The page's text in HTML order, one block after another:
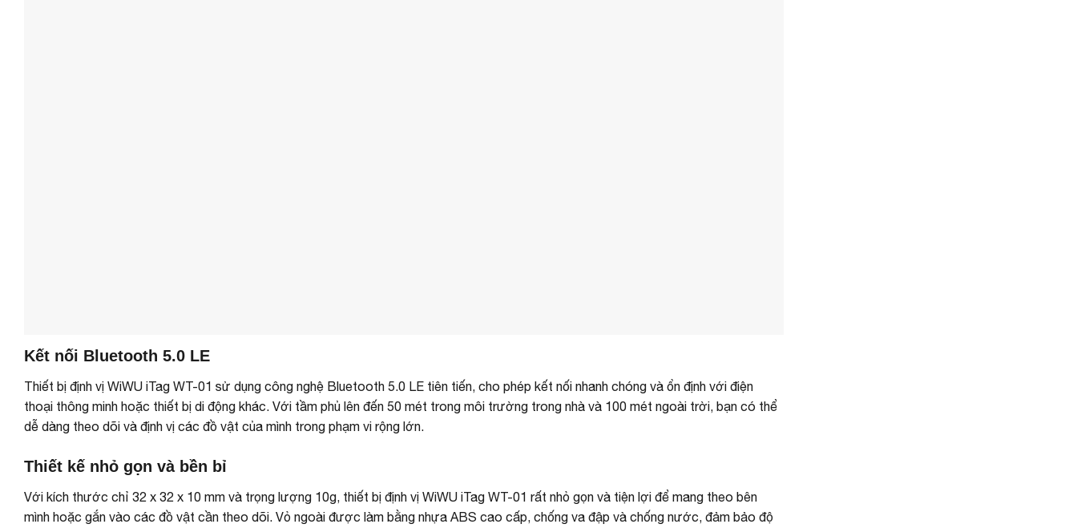
Kết nối Bluetooth 5.0 LE
Thiết bị định vị WiWU iTag WT-01 sử dụng công nghệ Bluetooth 5.0 LE tiên tiến, cho phép kết nối nhanh chóng và ổn định với điện
thoại thông minh hoặc thiết bị di động khác. Với tầm phủ lên đến 50 mét trong môi trường trong nhà và 100 mét ngoài trời, bạn có thể
dễ dàng theo dõi và định vị các đồ vật của mình trong phạm vi rộng lớn.
Thiết kế nhỏ gọn và bền bỉ
Với kích thước chỉ 32 x 32 x 10 mm và trọng lượng 10g, thiết bị định vị WiWU iTag WT-01 rất nhỏ gọn và tiện lợi để mang theo bên
mình hoặc gắn vào các đồ vật cần theo dõi. Vỏ ngoài được làm bằng nhựa ABS cao cấp, chống va đập và chống nước, đảm bảo độ